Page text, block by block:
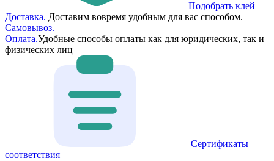
Подобрать клей
Доставка. Доставим вовремя удобным для вас способом.
Самовывоз.
Оплата.Удобные способы оплаты как для юридических, так и
физических лиц
Сертификаты
соответствия